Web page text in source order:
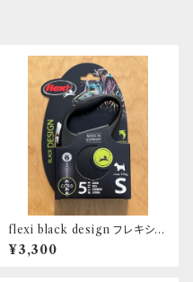
flexi black design フレキシ リ
ード ブラックデザイン コード5
ｍ S
¥3,300